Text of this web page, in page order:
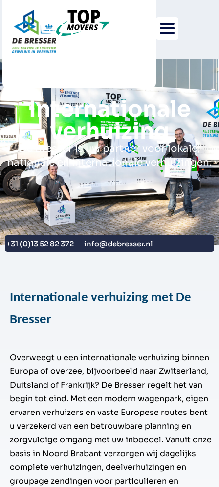
Internationale
verhuizing
De Bresser is uw partner voor lokale,
nationale en internationale verhuizingen.
+31 (0)13 52 82 372 info@debresser.nl
Internationale verhuizing met De
Bresser
Overweegt u een internationale verhuizing binnen
Europa of overzee, bijvoorbeeld naar Zwitserland,
Duitsland of Frankrijk? De Bresser regelt het van
begin tot eind. Met een modern wagenpark, eigen
ervaren verhuizers en vaste Europese routes bent
u verzekerd van een betrouwbare planning en
zorgvuldige omgang met uw inboedel. Vanuit onze
basis in Noord Brabant verzorgen wij dagelijks
complete verhuizingen, deelverhuizingen en
groupage zendingen voor particulieren en